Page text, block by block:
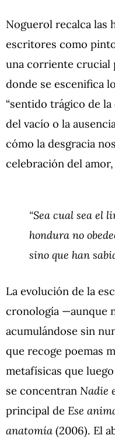
Noguerol recalca las
escritores como
una corriente crucial
donde se escenifica
“sentido trágico de
del vacío o la
cómo la desgracia
celebración del amor,
“Sea cual sea el
hondura no
sino que han
La evolución de la
cronología —aunque
acumulándose sin
que recoge poemas
metafísicas que
se concentran Nadie
principal de Ese
anatomía (2006). El